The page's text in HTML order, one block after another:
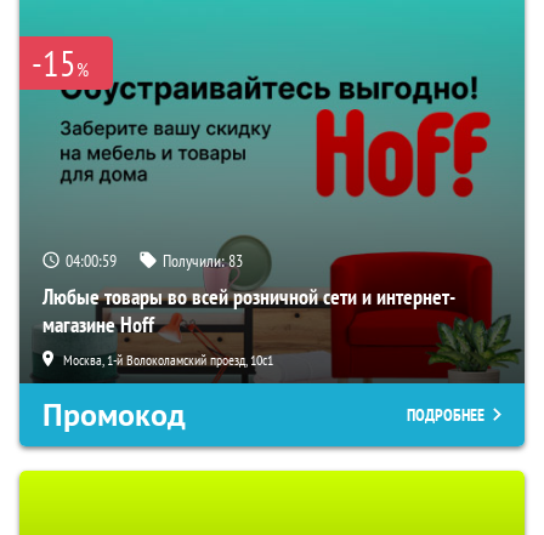
-15%
04:00:58 Получили:83
Любые товары во всей розничной сети и интернет-
магазине Hoff
Москва, 1-й Волоколамский проезд, 10с1
Промокод ПОДРОБНЕЕ